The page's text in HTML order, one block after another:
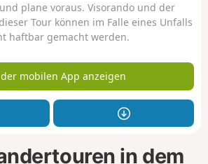
plane voraus. Visorando und der
Tour können im Falle eines Unfalls
haftbar gemacht werden.
mobilen App anzeigen
in dem